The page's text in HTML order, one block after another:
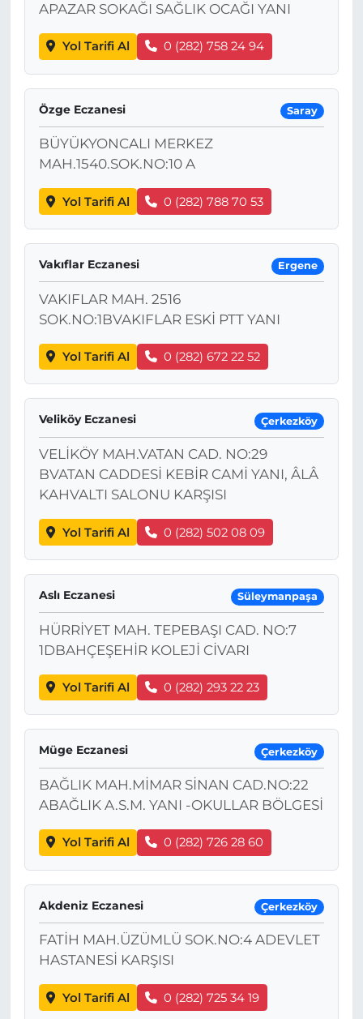
APAZAR SOKAĞI SAĞLIK OCAĞI YANI
Yol Tarifi Al 0 (282) 758 24 94
Özge Eczanesi Saray
BÜYÜKYONCALI MERKEZ
MAH.1540.SOK.NO:10 A
Yol Tarifi Al 0 (282) 788 70 53
Vakıflar Eczanesi Ergene
VAKIFLAR MAH. 2516
SOK.NO:1BVAKIFLAR ESKİ PTT YANI
Yol Tarifi Al 0 (282) 672 22 52
Veliköy Eczanesi Çerkezköy
VELİKÖY MAH.VATAN CAD. NO:29
BVATAN CADDESİ KEBİR CAMİ YANI, ÂLÂ
KAHVALTI SALONU KARŞISI
Yol Tarifi Al 0 (282) 502 08 09
Aslı Eczanesi Süleymanpaşa
HÜRRİYET MAH. TEPEBAŞI CAD. NO:7
1DBAHÇEŞEHİR KOLEJİ CİVARI
Yol Tarifi Al 0 (282) 293 22 23
Müge Eczanesi Çerkezköy
BAĞLIK MAH.MİMAR SİNAN CAD.NO:22
ABAĞLIK A.S.M. YANI -OKULLAR BÖLGESİ
Yol Tarifi Al 0 (282) 726 28 60
Akdeniz Eczanesi Çerkezköy
FATİH MAH.ÜZÜMLÜ SOK.NO:4 ADEVLET
HASTANESİ KARŞISI
Yol Tarifi Al 0 (282) 725 34 19